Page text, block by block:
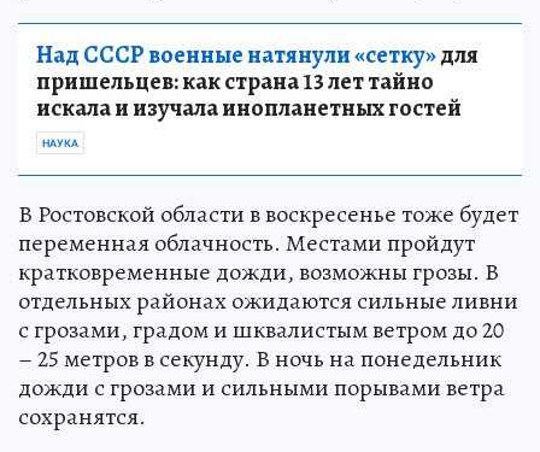
Над СССР военные натянули «сетку»для
пришельцев: как страна 13 лет тайно
искала и изучала инопланетных гостей
НАУКА
В Ростовской области в воскресенье тоже будет
переменная облачность. Местами пройдут
кратковременные дожди, возможны грозы. В
отдельных районах ожидаются сильные ливни
с грозами, градом и шквалистым ветром до 20
– 25 метров в секунду. В ночь на понедельник
дожди с грозами и сильными порывами ветра
сохранятся.